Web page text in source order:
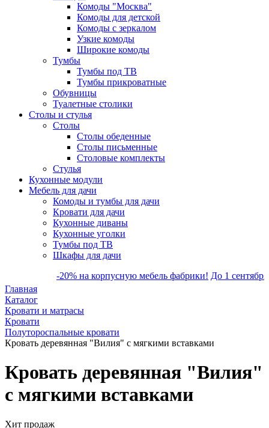
Комоды "Москва"
Комоды для детской
Комоды с зеркалом
Узкие комоды
Широкие комоды
Тумбы
Тумбы под ТВ
Тумбы прикроватные
Обувницы
Туалетные столики
Столы и стулья
Столы
Столы обеденные
Столы письменные
Столовые комплекты
Стулья
Кухонные модули
Мебель для дачи
Комоды и тумбы для дачи
Кровати для дачи
Кухонные диваны
Кухонные уголки
Тумбы под ТВ
Шкафы для дачи
-20% на корпусную мебель фабрики! До 1 сентября
Главная
Каталог
Кровати и матрасы
Кровати
Полутороспальные кровати
Кровать деревянная "Вилия" с мягкими вставками
Кровать деревянная "Вилия"
с мягкими вставками
Хит продаж